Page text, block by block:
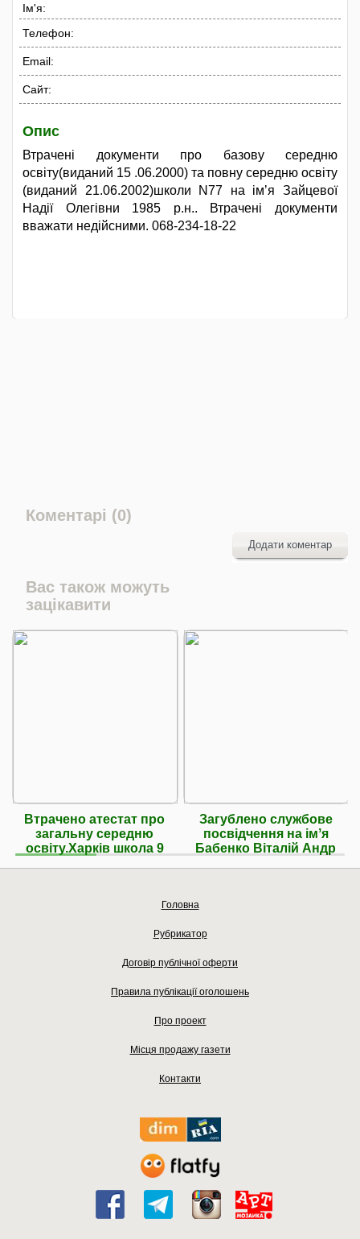
Ім'я:
Телефон:
Email:
Сайт:
Опис
Втрачені документи про базову середню
освіту(виданий 15 .06.2000) та повну середню освіту
(виданий 21.06.2002)школи N77 на імʼя Зайцевої
Надії Олегівни 1985 р.н.. Втрачені документи
вважати недійсними. 068-234-18-22
Коментарі (0)
Додати коментар
Вас також можуть
зацікавити
Втрачено атестат про
загальну середню
освіту.Харків школа 9
Загублено службове
посвідчення на імʼя
Бабенко Віталій Андр
Головна
Рубрикатор
Договір публічної оферти
Правила публікації оголошень
Про проект
Місця продажу газети
Контакти